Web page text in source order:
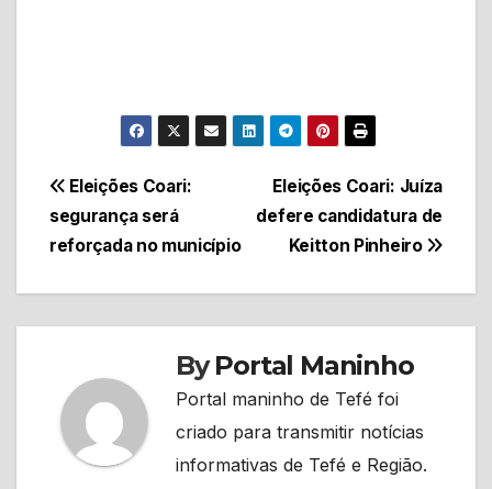
Navegação
de
Post
Eleições Coari: Juíza
defere candidatura de
Keitton Pinheiro
Eleições Coari:
segurança será
reforçada no município
ByPortal Maninho
Portal maninho de Tefé foi
criado para transmitir notícias
informativas de Tefé e Região.